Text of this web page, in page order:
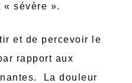
« sévère ».
et de percevoir le
rapport aux
La douleur